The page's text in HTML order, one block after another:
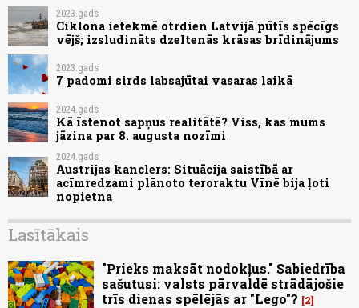
2023.gads
Ciklona ietekmē otrdien Latvijā pūtīs spēcīgs
vējš; izsludināts dzeltenās krāsas brīdinājums
2023.gads
7 padomi sirds labsajūtai vasaras laikā
2024.gads
Kā īstenot sapņus realitātē? Viss, kas mums
jāzina par 8. augusta nozīmi
2024.gads
Austrijas kanclers: Situācija saistībā ar
acīmredzami plānoto teroraktu Vīnē bija ļoti
nopietna
Lasītākais
"Prieks maksāt nodokļus." Sabiedrība
sašutusi: valsts pārvaldē strādājošie
trīs dienas spēlējās ar "Lego"?
2